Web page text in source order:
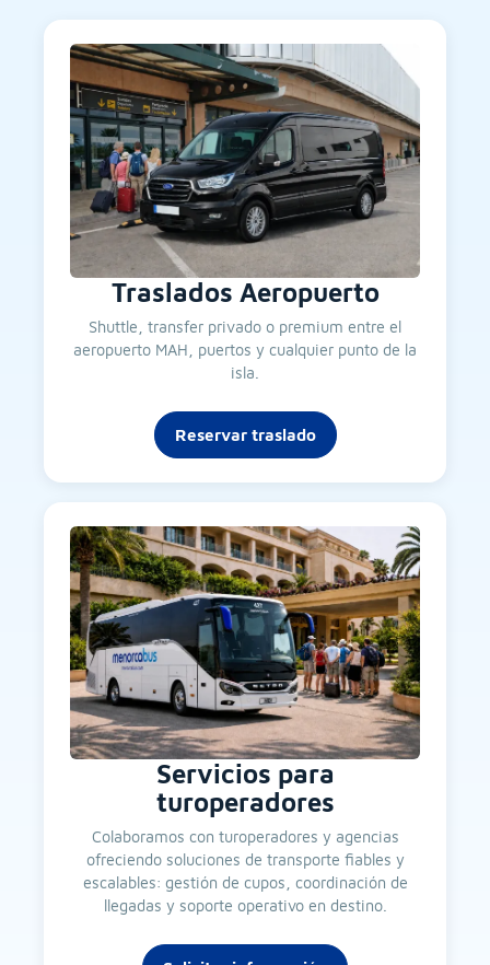
Traslados Aeropuerto
Shuttle, transfer privado o premium entre el
aeropuerto MAH, puertos y cualquier punto de la
isla.
Reservar traslado
Servicios para
turoperadores
Colaboramos con turoperadores y agencias
ofreciendo soluciones de transporte fiables y
escalables: gestión de cupos, coordinación de
llegadas y soporte operativo en destino.